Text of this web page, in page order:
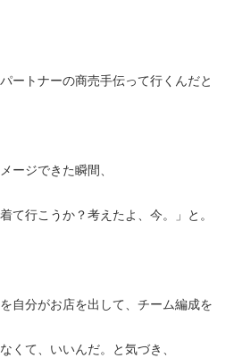
ートナーの商売手伝って行くんだと
ージできた瞬間、
て行こうか？考えたよ、今。」と。
自分がお店を出して、チーム編成を
くて、いいんだ。と気づき、